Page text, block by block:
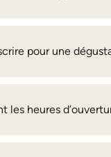
pour une
les heures